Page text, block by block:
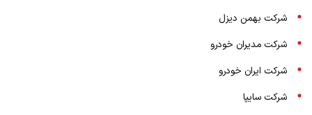
شرکت بهمن دیزل
شرکت مدیران خودرو
شرکت ایران خودرو
شرکت سایپا